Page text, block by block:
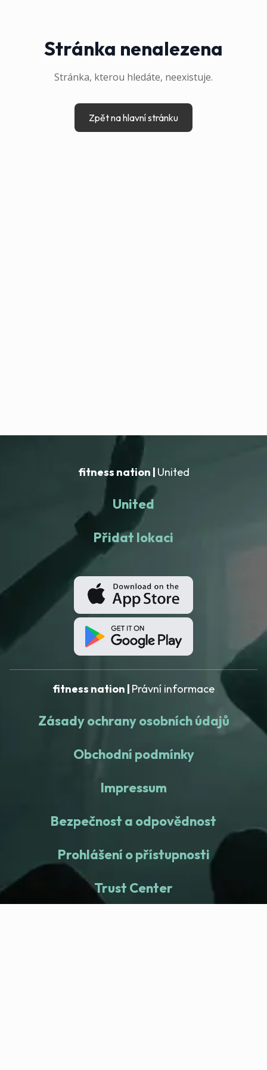
Stránka nenalezena
Stránka, kterou hledáte, neexistuje.
Zpět na hlavní stránku
fitness nation | United
United
Přidat lokaci
fitness nation | Právní informace
Zásady ochrany osobních údajů
Obchodní podmínky
Impressum
Bezpečnost a odpovědnost
Prohlášení o přístupnosti
Trust Center